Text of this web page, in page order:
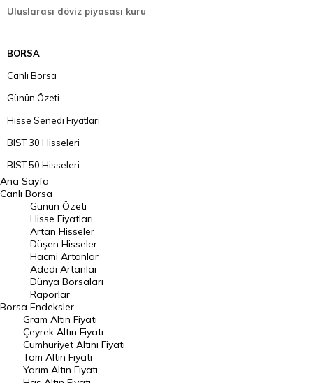
Uluslarası döviz piyasası kuru
BORSA
Canlı Borsa
Günün Özeti
Hisse Senedi Fiyatları
BIST 30 Hisseleri
BIST 50 Hisseleri
BIST 100 Hisseleri
En Çok Artan Hisseler
En Çok Düşen Hisseler
Hacmi Artanlar
Geçmiş Kapanışlar
Dünya Borsaları
Raporlar
Endeksler
DÖVİZ
Ana Sayfa
Canlı Borsa
Borsa
Günün Özeti
Hisse Fiyatları
Artan Hisseler
Düşen Hisseler
Hacmi Artanlar
Adedi Artanlar
Dünya Borsaları
Raporlar
Endeksler
Gram Altın Fiyatı
Çeyrek Altın Fiyatı
Cumhuriyet Altını Fiyatı
Tam Altın Fiyatı
Yarım Altın Fiyatı